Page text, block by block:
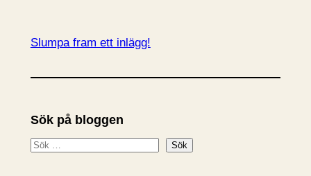
Slumpa fram ett inlägg!
Sök på bloggen
S
Sök